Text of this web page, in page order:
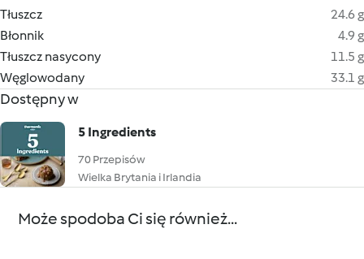
Tłuszcz
24.6 g
Błonnik
4.9 g
Tłuszcz nasycony
11.5 g
Węglowodany
33.1 g
Dostępny w
5 Ingredients
70 Przepisów
Wielka Brytania i Irlandia
Może spodoba Ci się również...